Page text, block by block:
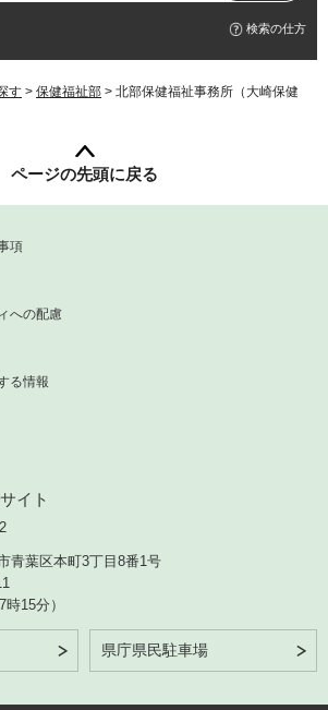
検索の仕方
す > 保健福祉部 > 北部保健福祉事務所（大崎保健
ページの先頭に戻る
項
への配慮
る情報
イト
青葉区本町3丁目8番1号
15分）
県庁県民駐車場